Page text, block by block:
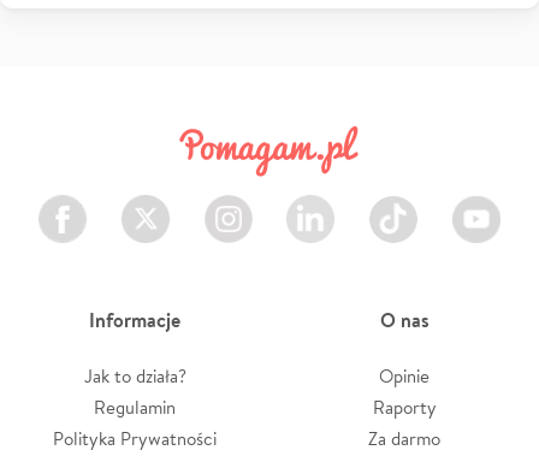
Facebook Twitter Instagram LinkedIn TikTok Youtube
Informacje
Jak to działa?
Regulamin
Polityka Prywatności
O nas
Opinie
Raporty
Za darmo